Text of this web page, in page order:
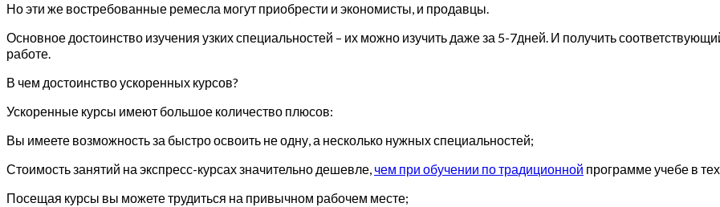
Но эти же востребованные ремесла могут приобрести и экономисты, и продавцы.
Основное достоинство изучения узких специальностей – их можно изучить даже за 5-7дней. И получить
работе.
В чем достоинство ускоренных курсов?
Ускоренные курсы имеют большое количество плюсов:
Вы имеете возможность за быстро освоить не одну, а несколько нужных специальностей;
Стоимость занятий на экспресс-курсах значительно дешевле, чем при обучении по традиционной программе учебе в
Посещая курсы вы можете трудиться на привычном рабочем месте;